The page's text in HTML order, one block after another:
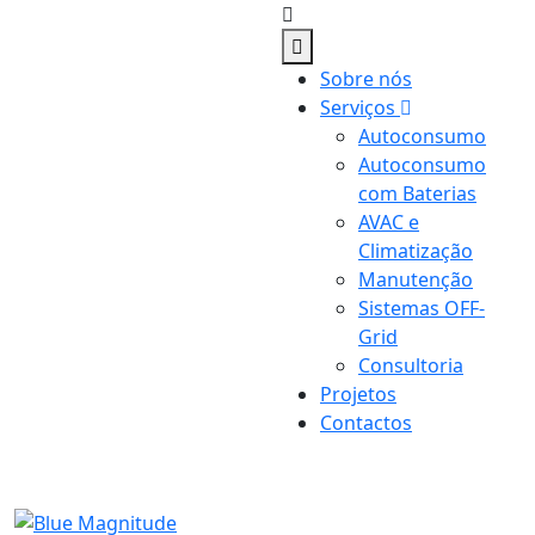
Sobre nós
Serviços
Autoconsumo
Autoconsumo
com Baterias
AVAC e
Climatização
Manutenção
Sistemas OFF-
Grid
Consultoria
Projetos
Contactos